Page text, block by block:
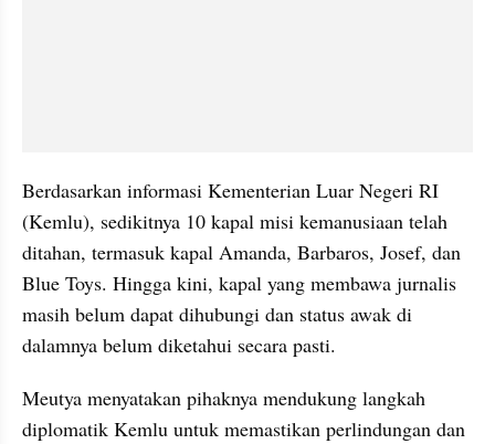
Berdasarkan informasi Kementerian Luar Negeri RI
(Kemlu), sedikitnya 10 kapal misi kemanusiaan telah
ditahan, termasuk kapal Amanda, Barbaros, Josef, dan
Blue Toys. Hingga kini, kapal yang membawa jurnalis
masih belum dapat dihubungi dan status awak di
dalamnya belum diketahui secara pasti.
Meutya menyatakan pihaknya mendukung langkah
diplomatik Kemlu untuk memastikan perlindungan dan